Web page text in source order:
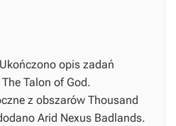
opis zadań
The Talon of God.
z obszarów Thousand
Arid Nexus Badlands.